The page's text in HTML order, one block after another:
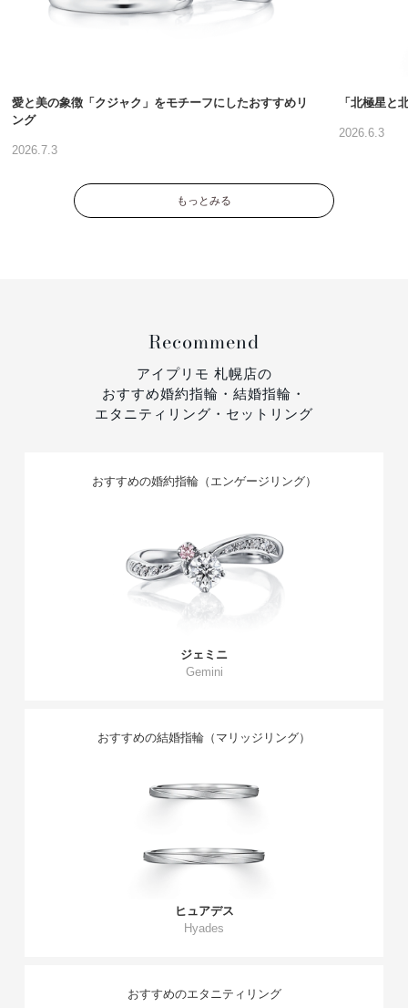
愛と美の象徴「クジャク」をモチーフにしたおすすめリ
ング
2026.7.3
「北極星と
2026.6.3
もっとみる
Recommend
アイプリモ 札幌店の
おすすめ婚約指輪・結婚指輪・
エタニティリング・セットリング
おすすめの婚約指輪（エンゲージリング）
ジェミニ
Gemini
おすすめの結婚指輪（マリッジリング）
ヒュアデス
Hyades
おすすめのエタニティリング